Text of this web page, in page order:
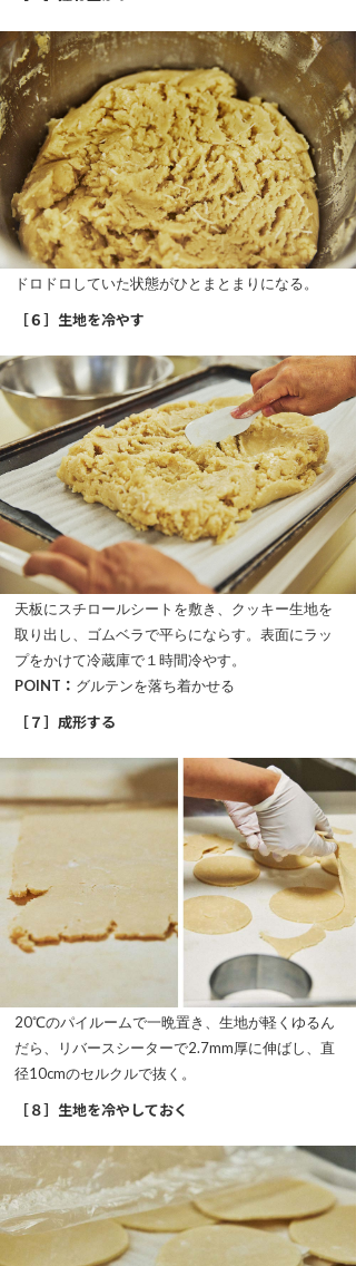
ドロドロしていた状態がひとまとまりになる。
［６］生地を冷やす
天板にスチロールシートを敷き、クッキー生地を
取り出し、ゴムベラで平らにならす。表面にラッ
プをかけて冷蔵庫で１時間冷やす。
POINT： グルテンを落ち着かせる
［７］成形する
20℃のパイルームで一晩置き、生地が軽くゆるん
だら、リバースシーターで2.7mm厚に伸ばし、直
径10cmのセルクルで抜く。
［８］生地を冷やしておく